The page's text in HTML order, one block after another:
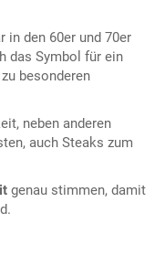
in den 60er und 70er
das Symbol für ein
besonderen
neben anderen
auch Steaks zum
genau stimmen, damit